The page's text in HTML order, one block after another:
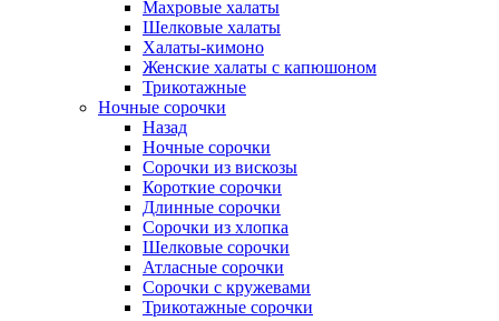
Махровые халаты
Шелковые халаты
Халаты-кимоно
Женские халаты с капюшоном
Трикотажные
Ночные сорочки
Назад
Ночные сорочки
Сорочки из вискозы
Короткие сорочки
Длинные сорочки
Сорочки из хлопка
Шелковые сорочки
Атласные сорочки
Сорочки с кружевами
Трикотажные сорочки